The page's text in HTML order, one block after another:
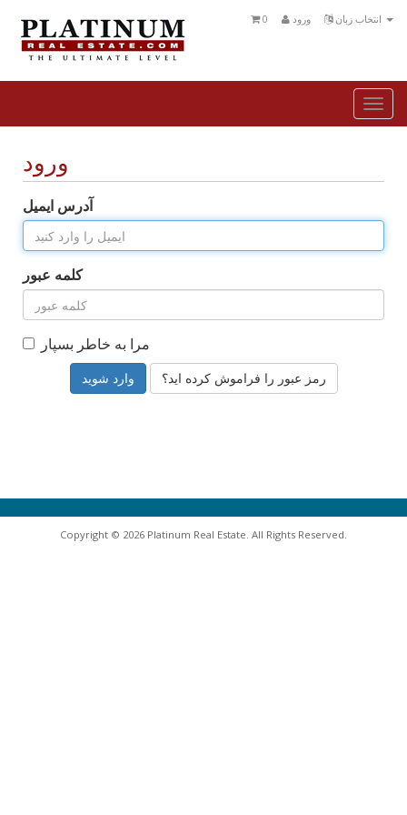
ورود 0
ورود
آدرس ایمیل
کلمه عبور
مرا به خاطر بسپار
رمز عبور را فراموش کرده اید؟
Copyright © 2026 Platinum Real Estate. All Rights Reserved.